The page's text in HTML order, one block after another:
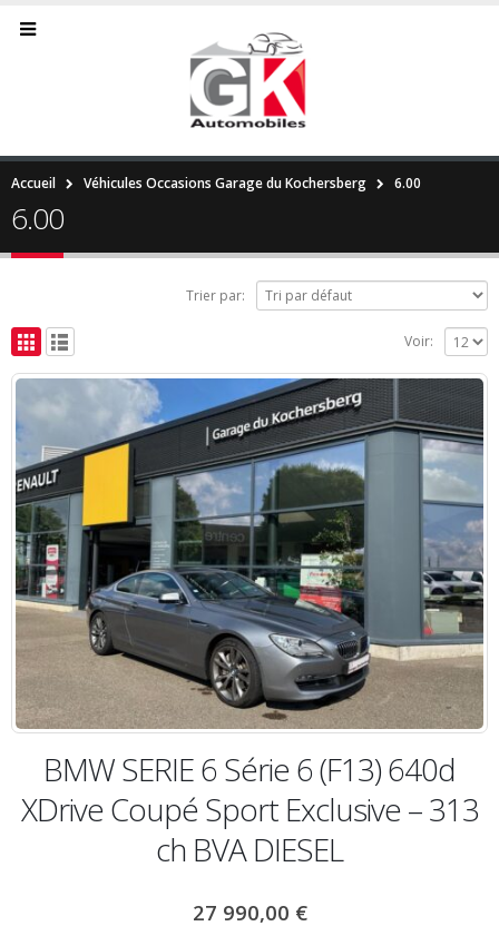
Accueil Véhicules Occasions Garage du Kochersberg 6.00
6.00
Trier par:
Voir:
BMW SERIE 6 Série 6 (F13) 640d
XDrive Coupé Sport Exclusive – 313
ch BVA DIESEL
27 990,00 €